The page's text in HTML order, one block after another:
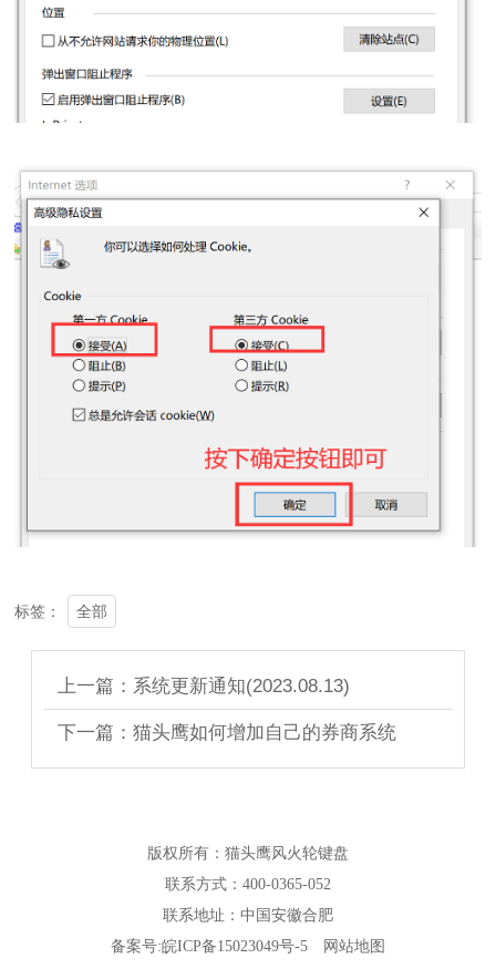
标签： 全部
上一篇：系统更新通知(2023.08.13)
下一篇：猫头鹰如何增加自己的券商系统
版权所有：猫头鹰风火轮键盘
联系方式：400-0365-052
联系地址：中国安徽合肥
备案号:皖ICP备15023049号-5 网站地图